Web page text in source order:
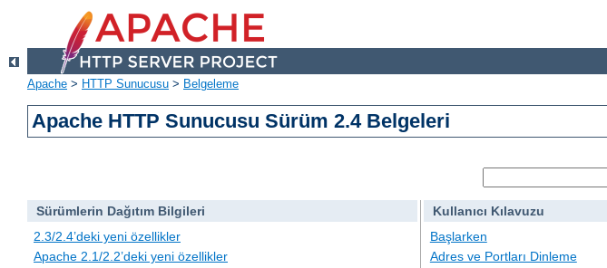
Apache > HTTP Sunucusu > Belgeleme
Apache HTTP Sunucusu Sürüm 2.4 Belgeleri
Sürümlerin Dağıtım Bilgileri
2.3/2.4’deki yeni özellikler
Apache 2.1/2.2’deki yeni özellikler
Kullanıcı Kılavuzu
Başlarken
Adres ve Portları Dinleme